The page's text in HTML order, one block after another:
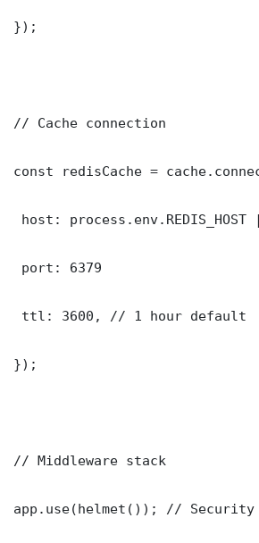
});
// Cache connection
const redisCache =
host:
port: 6379
ttl: 3600, // 1 hour default
});
// Middleware stack
app.use(helmet()); // Security